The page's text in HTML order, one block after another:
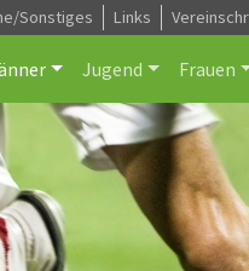
Sonstiges Links
Jugend Frauen